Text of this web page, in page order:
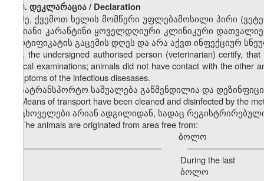
3. დეკლარაცია / Declaration
მე, ქვემოთ ხელის მომწერი უფლებამოსილი პირი
დღიანი კარანტინი ყოველდღიური კლინიკური
სერტიფიკატის გაცემის დღეს და არა აქვთ ინფექციურ
I, the undersigned authorised person (veterinarian) certify,
clinical examinations; animals did not have contact with the
symptoms of the infectious disesases.
სატრანსპორტო საშუალება გაწმენდილია და
Means of transport have been cleaned and disinfected by the
ცხოველები არიან ადგილიდან, სადაც
The animals are originated from area free from:
ბოლო
––––––––––––––––––––––––––––––
During the last
ბოლო